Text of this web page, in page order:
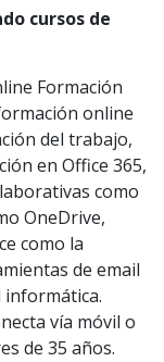
cursos de
Formación
online
del trabajo,
en Office 365,
como
OneDrive,
como la
de email
vía móvil o
de 35 años.